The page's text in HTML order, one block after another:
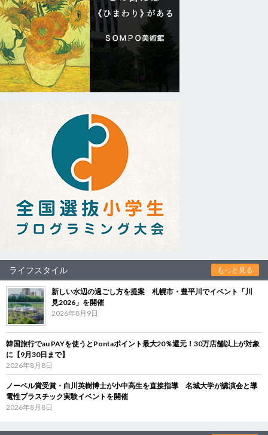
ライフスタイル もっと見る
新しい水辺の過ごし方を提案 札幌市・豊平川でイベント「川
見2026」を開催
2026年8月9日
韓国旅行でau PAYを使うとPontaポイント最大20％還元！30万店舗以上が対象
に【9月30日まで】
2026年8月8日
ノーベル賞受賞・白川英樹博士が小中高生を直接指導 名城大学が講演会と導
電性プラスチック実験イベントを開催
2026年8月8日